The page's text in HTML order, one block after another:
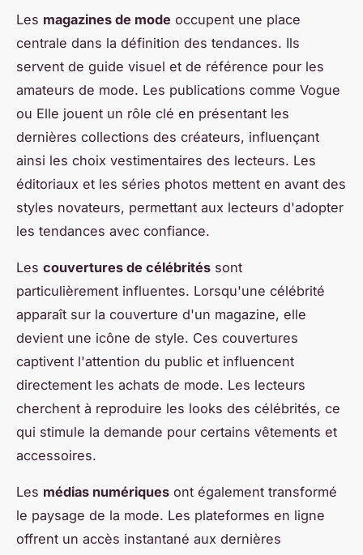
Les magazines de mode occupent une place
centrale dans la définition des tendances. Ils
servent de guide visuel et de référence pour les
amateurs de mode. Les publications comme Vogue
ou Elle jouent un rôle clé en présentant les
dernières collections des créateurs, influençant
ainsi les choix vestimentaires des lecteurs. Les
éditoriaux et les séries photos mettent en avant des
styles novateurs, permettant aux lecteurs d'adopter
les tendances avec confiance.
Les couvertures de célébrités sont
particulièrement influentes. Lorsqu'une célébrité
apparaît sur la couverture d'un magazine, elle
devient une icône de style. Ces couvertures
captivent l'attention du public et influencent
directement les achats de mode. Les lecteurs
cherchent à reproduire les looks des célébrités, ce
qui stimule la demande pour certains vêtements et
accessoires.
Les médias numériques ont également transformé
le paysage de la mode. Les plateformes en ligne
offrent un accès instantané aux dernières